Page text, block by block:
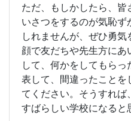
ただ、もしかしたら、
いさつをするのが気恥ず
しれませんが、ぜひ勇
顔で友だちや先生方に
して、何かをしてもら
表して、間違ったことを
てください。そうすれば
すばらしい学校になると